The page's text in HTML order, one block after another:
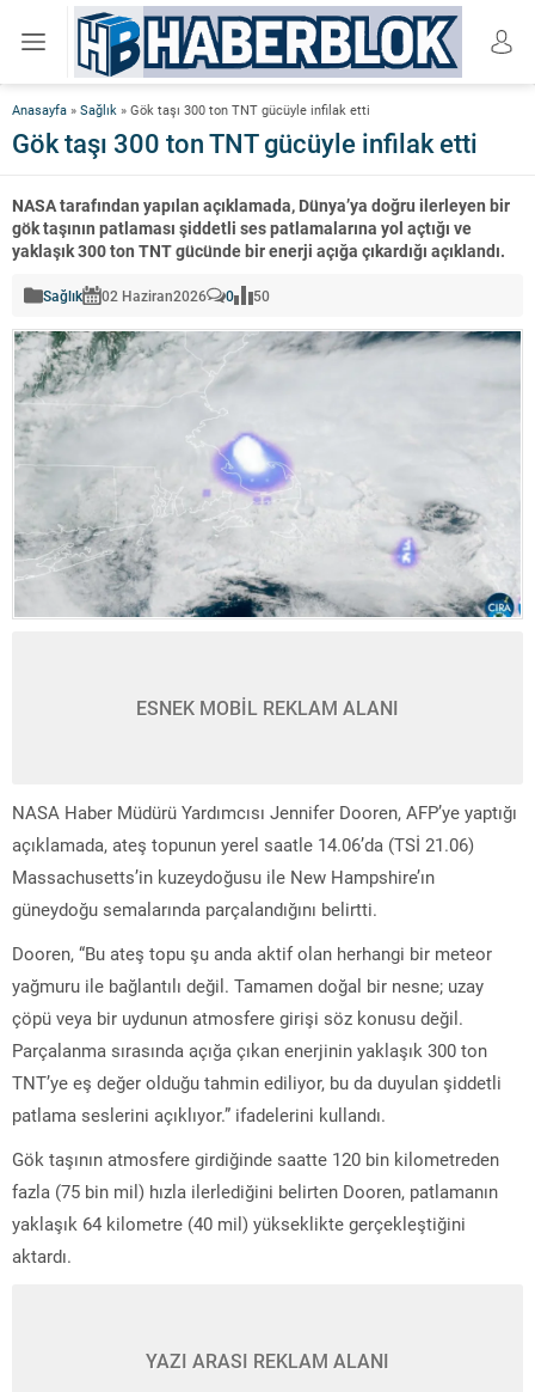
Anasayfa » Sağlık » Gök taşı 300 ton TNT gücüyle infilak etti
Gök taşı 300 ton TNT gücüyle infilak etti
NASA tarafından yapılan açıklamada, Dünya’ya doğru ilerleyen bir
gök taşının patlaması şiddetli ses patlamalarına yol açtığı ve
yaklaşık 300 ton TNT gücünde bir enerji açığa çıkardığı açıklandı.
Sağlık 02 Haziran2026 0 50
ESNEK MOBİL REKLAM ALANI
NASA Haber Müdürü Yardımcısı Jennifer Dooren, AFP’ye yaptığı
açıklamada, ateş topunun yerel saatle 14.06’da (TSİ 21.06)
Massachusetts’in kuzeydoğusu ile New Hampshire’ın
güneydoğu semalarında parçalandığını belirtti.
Dooren, “Bu ateş topu şu anda aktif olan herhangi bir meteor
yağmuru ile bağlantılı değil. Tamamen doğal bir nesne; uzay
çöpü veya bir uydunun atmosfere girişi söz konusu değil.
Parçalanma sırasında açığa çıkan enerjinin yaklaşık 300 ton
TNT’ye eş değer olduğu tahmin ediliyor, bu da duyulan şiddetli
patlama seslerini açıklıyor.” ifadelerini kullandı.
Gök taşının atmosfere girdiğinde saatte 120 bin kilometreden
fazla (75 bin mil) hızla ilerlediğini belirten Dooren, patlamanın
yaklaşık 64 kilometre (40 mil) yükseklikte gerçekleştiğini
aktardı.
YAZI ARASI REKLAM ALANI